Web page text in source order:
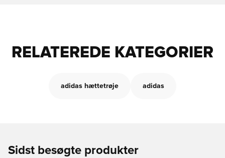
RELATEREDE KATEGORIER
adidas hættetrøje adidas
Sidst besøgte produkter